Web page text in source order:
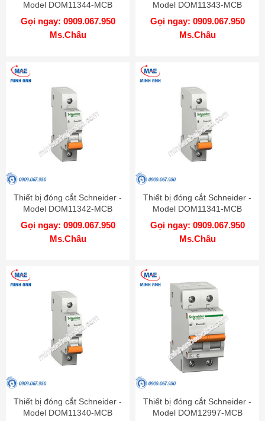
Model DOM11344-MCB
Gọi ngay: 0909.067.950
Ms.Châu
Model DOM11343-MCB
Gọi ngay: 0909.067.950
Ms.Châu
Thiết bị đóng cắt Schneider -
Model DOM11342-MCB
Gọi ngay: 0909.067.950
Ms.Châu
Thiết bị đóng cắt Schneider -
Model DOM11341-MCB
Gọi ngay: 0909.067.950
Ms.Châu
Thiết bị đóng cắt Schneider -
Model DOM11340-MCB
Thiết bị đóng cắt Schneider -
Model DOM12997-MCB